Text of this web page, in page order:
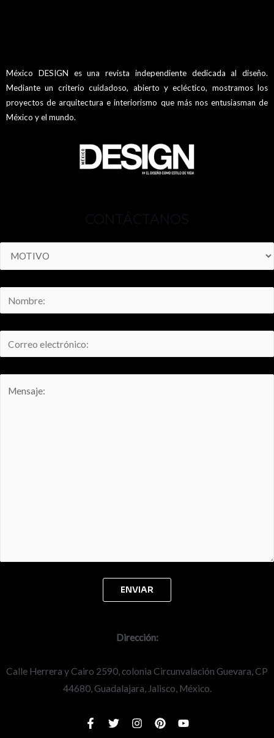
México DESIGN es una revista independiente dedicada al diseño.
Mediante un criterio cuidadoso, abierto y ecléctico, mostramos los
proyectos de arquitectura e interiorismo que más nos entusiasman de
México y el mundo.
CONTÁCTANOS
Dirección:
Calle Herrera y Cairo 2590, colonia Circunvalación Guevara, CP
44680, Guadalajara, Jalisco, México.